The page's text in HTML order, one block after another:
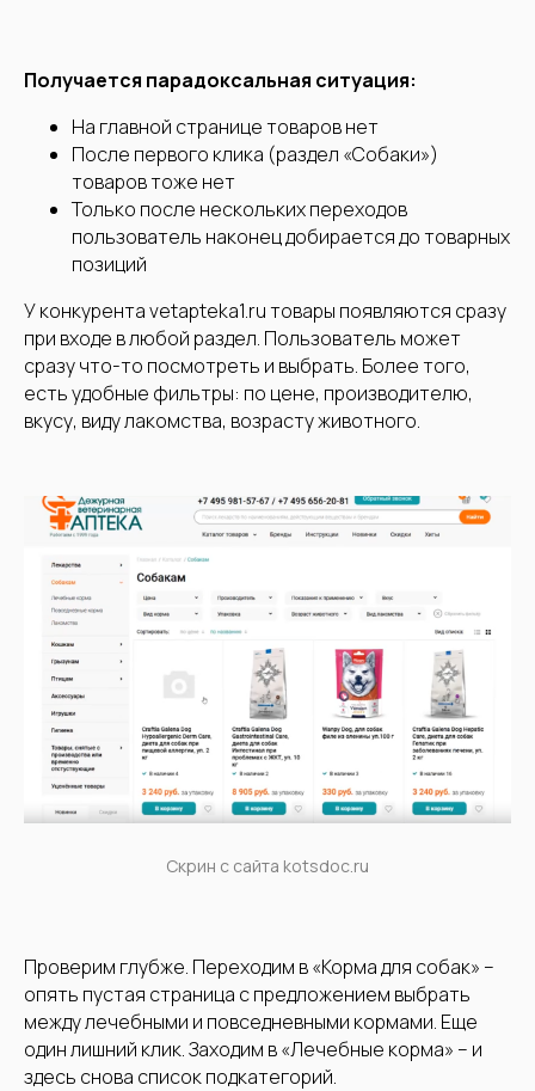
Получается парадоксальная ситуация:
На главной странице товаров нет
После первого клика (раздел «Собаки»)
товаров тоже нет
Только после нескольких переходов
пользователь наконец добирается до товарных
позиций
У конкурента vetapteka1.ru товары появляются сразу
при входе в любой раздел. Пользователь может
сразу что-то посмотреть и выбрать. Более того,
есть удобные фильтры: по цене, производителю,
вкусу, виду лакомства, возрасту животного.
Скрин с сайта kotsdoc.ru
Проверим глубже. Переходим в «Корма для собак» –
опять пустая страница с предложением выбрать
между лечебными и повседневными кормами. Еще
один лишний клик. Заходим в «Лечебные корма» – и
здесь снова список подкатегорий.